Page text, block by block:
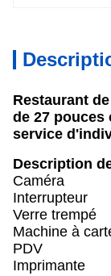
Restaurant
de 27 pouces
service
Description
Caméra
Interrupteur
Verre trempé
Machine à
PDV
Imprimante